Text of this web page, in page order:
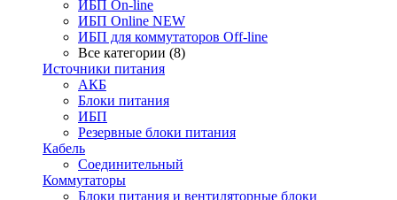
ИБП On-line
ИБП Online NEW
ИБП для коммутаторов Off-line
Все категории (8)
Источники питания
АКБ
Блоки питания
ИБП
Резервные блоки питания
Кабель
Соединительный
Коммутаторы
Блоки питания и вентиляторные блоки